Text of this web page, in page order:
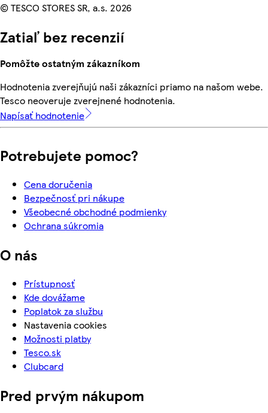
© TESCO STORES SR, a.s. 2026
Zatiaľ bez recenzií
Pomôžte ostatným zákazníkom
Hodnotenia zverejňujú naši zákazníci priamo na našom webe.
Tesco neoveruje zverejnené hodnotenia.
Napísať hodnotenie
Potrebujete pomoc?
Cena doručenia
Bezpečnosť pri nákupe
Všeobecné obchodné podmienky
Ochrana súkromia
O nás
Prístupnosť
Kde dovážame
Poplatok za službu
Nastavenia cookies
Možnosti platby
Tesco.sk
Clubcard
Pred prvým nákupom